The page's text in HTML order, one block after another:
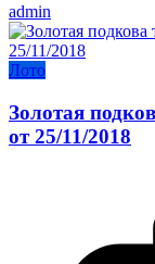
admin
Лото
Золотая
от 25/11/2018